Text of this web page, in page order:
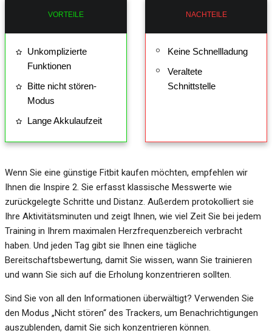
VORTEILE
Unkomplizierte
Funktionen
Bitte nicht stören-
Modus
Lange Akkulaufzeit
NACHTEILE
Keine Schnellladung
Veraltete
Schnittstelle
Wenn Sie eine günstige Fitbit kaufen möchten, empfehlen wir
Ihnen die Inspire 2. Sie erfasst klassische Messwerte wie
zurückgelegte Schritte und Distanz. Außerdem protokolliert sie
Ihre Aktivitätsminuten und zeigt Ihnen, wie viel Zeit Sie bei jedem
Training in Ihrem maximalen Herzfrequenzbereich verbracht
haben. Und jeden Tag gibt sie Ihnen eine tägliche
Bereitschaftsbewertung, damit Sie wissen, wann Sie trainieren
und wann Sie sich auf die Erholung konzentrieren sollten.
Sind Sie von all den Informationen überwältigt? Verwenden Sie
den Modus „Nicht stören“ des Trackers, um Benachrichtigungen
auszublenden, damit Sie sich konzentrieren können.